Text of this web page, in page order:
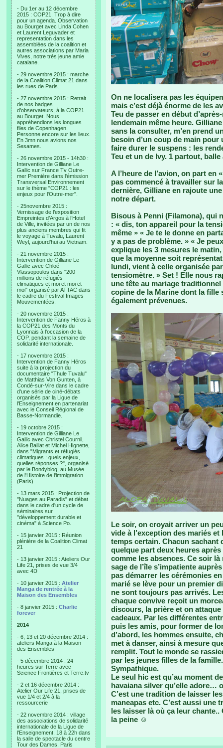
- Du 1er au 12 décembre
2015 : COP21. Trop à dire
pour un agenda. Observation
au Bourget avec Linda Cohen
et Laurent Leguyader et
representation dans les
assemblées de la coalition et
autres associations par Maria
Vives, notre très jeune amie
catalane.
- 29 novembre 2015 : marche
de la Coalition Climat 21 dans
les rues de Paris.
- 27 novembre 2015 : Retrait
de nos badges
d’observateurs, à la COP21
au Bourget. Nous
appréhendions les longues
files de Copenhagen.
Personne encore sur les lieux.
En 3mn nous avions nos
Sesames.
- 26 novembre 2015 - 14h30 :
Intervention de Gilliane Le
Gallic sur France Tv Outre-
mer Première dans l'émission
Transversal Environnement
sur le thème "COP21 : les
enjeux pour l'Outre-mer".
- 25novembre 2015 :
Vernissage de l’exposition
Empreintes d’Argos à l’Hotel
de Ville, invitées par un de nos
plus anciens membres qui fit
le voyage à Tuvalu, Laurent
Weyl, aujourd’hui au Vietnam.
- 21 novembre 2015 :
Intervention de Gilliane Le
Gallic avec Chloé
Vlassopoulos dans "200
millions de réfugiés
climatiques et moi et moi et
moi" organisé par ATTAC dans
le cadre du Festival Images
Mouvementées.
- 20 novembre 2015 :
Intervention de Fanny Héros à
la COP21 des Monts du
Lyonnais à l'occasion de la
COP, pendant la semaine de
solidarité internationale.
- 17 novembre 2015 :
Intervention de Fanny Héros
suite à la projection du
documentaire "Thule Tuvalu"
de Matthias Von Gunten, à
Condé-sur-Vire dans le cadre
d'une série de ciné-débats
organisés par la Ligue de
l'Enseignement en partenariat
avec le Conseil Régional de
Basse-Normandie.
- 19 octobre 2015 :
Intervention de Gilliane Le
Gallic avec Christel Cournil,
Alice Baillat et Michel Hignette,
dans "Migrants et réfugiés
climatiques : quels enjeux,
quelles réponses ?", organisé
par le Bondyblog, au Musée
de l'Histoire de l'immigration
(Paris)
- 13 mars 2015 : Projection de
"Nuages au Paradis" et débat
dans le cadre d'un cycle de
séminaires sur
"développement durable et
cinéma" à Science Po.
- 15 janvier 2015 : Réunion
plénière de la Coalition Climat
21
- 13 janvier 2015 : Ateliers Our
Life 21, prises de vue 3/4
avec 4D
- 10 janvier 2015 : Atelier
Manga de rentrée à la
Maison des Ensembles
- 8 janvier 2015 : Charlie
forever
2014
- 6, 13 et 20 décembre 2014 :
ateliers Manga à la Maison
des Ensembles
- 5 décembre 2014 : 24
heures sur Terre avec
Science Frontières et Terre.tv
- 2 et 16 décembre 2014 :
Atelier Our Life 21, prises de
vue 1/4 et 2/4 à la
ressourcerie
- 22 novembre 2014 : village
des associations de solidarité
internationale de la Ligue de
l'Enseignement, 18 à 22h dans
la salle de spectacle du centre
Tour des Dames, Paris
On ne localisera pas les
mais c’est déjà énorme de les
Teu de passer en début
lendemain même heure.
sans la consulter, m’en prend
besoin d’un coup de main
faire durer le suspens : les
Teu et un de Ivy. 1 partout, balle
A l’heure de l’avion, on part en
pas commencé à travailler sur
dernière, Gilliane en rajoute
notre départ.
Bisous à Penni (Filamona), qui
: « dis, ton appareil pour la
même » « Je te le donne en
y a pas de problème. » « Je
explique les 3 mesures le
que la moyenne soit
lundi, vient à celle organisée
tensiomètre. » Set ! Elle nous
une tête au mariage
copine de la Marine dont la fille
également prévenues.
Le soir, on croyait arriver un
vide à l’exception des mariés
temps certain. Chacun sachant
quelque part deux heures
comme les absences. Ce soir
sage de l’île s’impatiente
pas démarrer les cérémonies
marié se lève pour un premier
ne sont toujours pas arrivés.
chaque convive reçoit un
discours, la prière et on
cadeaux. Par les différentes
puis les amis, pour former de
d’abord, les hommes ensuite,
met à danser, ainsi à mesure
remplit. Tout le monde se
par les jeunes filles de la
Sympathique.
Le seul hic est qu’au moment
havaiana silver qu’elle adore…
C’est une tradition de laisser
maneapas etc. C’est aussi une
les laisser là où ça leur
la peine ☺